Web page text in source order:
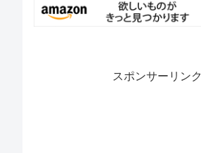
スポンサーリンク